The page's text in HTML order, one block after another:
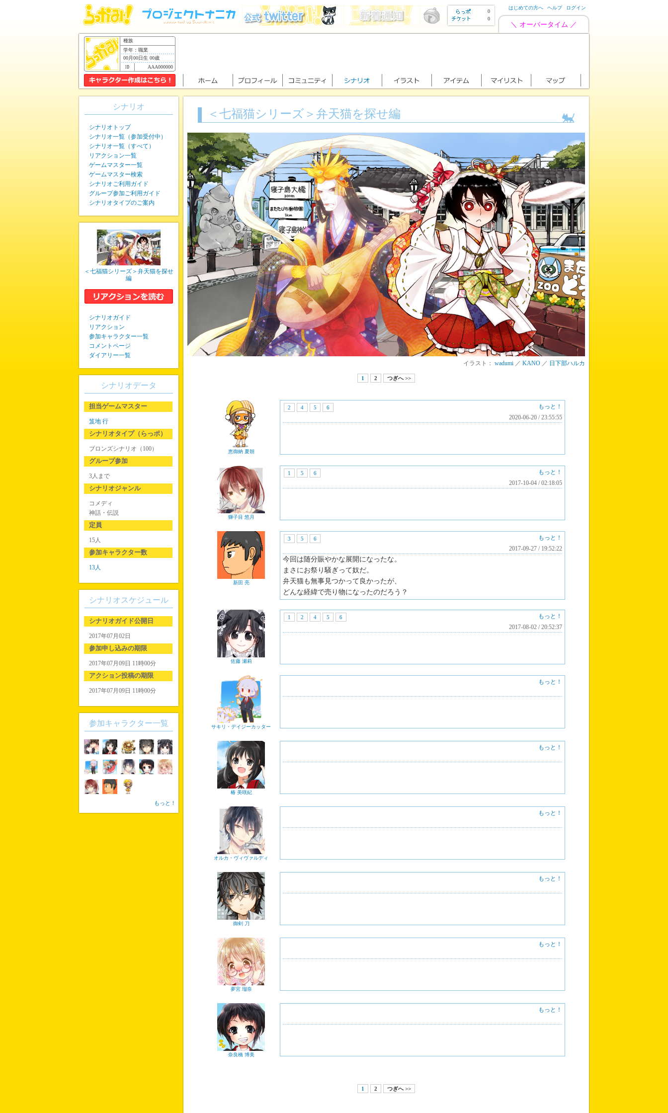
0
0
はじめての方へ ヘルプ ログイン
＼ オーバータイム ／
種族
学年：職業
00月00日生 00歳
AAA000000
＜七福猫シリーズ＞弁天猫を探せ編
イラスト： wadumi ／ KANO ／ 日下部ハルカ
1 2 つぎへ >>
恵御納 夏朝
2 4 5 6
もっと！
2020-06-20 / 23:55:55
獅子目 悠月
1 5 6
もっと！
2017-10-04 / 02:18:05
新田 亮
3 5 6
もっと！
2017-09-27 / 19:52:22
今回は随分賑やかな展開になったな。
まさにお祭り騒ぎって奴だ。
弁天猫も無事見つかって良かったが、
どんな経緯で売り物になったのだろう？
佐藤 瀬莉
1 2 4 5 6
もっと！
2017-08-02 / 20:52:37
サキリ・デイジーカッター
もっと！
椿 美咲紀
もっと！
オルカ・ヴィヴァルディ
もっと！
御剣 刀
もっと！
夢宮 瑠奈
もっと！
奈良橋 博美
もっと！
1 2 つぎへ >>
シナリオ
シナリオトップ
シナリオ一覧（参加受付中）
シナリオ一覧（すべて）
リアクション一覧
ゲームマスター一覧
ゲームマスター検索
シナリオご利用ガイド
グループ参加ご利用ガイド
シナリオタイプのご案内
＜七福猫シリーズ＞弁天猫を探せ
編
シナリオガイド
リアクション
参加キャラクター一覧
コメントページ
ダイアリー一覧
シナリオデータ
担当ゲームマスター
笈地 行
シナリオタイプ（らっポ）
ブロンズシナリオ（100）
グループ参加
3人まで
シナリオジャンル
コメディ
神話・伝説
定員
15人
参加キャラクター数
13人
シナリオスケジュール
シナリオガイド公開日
2017年07月02日
参加申し込みの期限
2017年07月09日 11時00分
アクション投稿の期限
2017年07月09日 11時00分
参加キャラクター一覧
もっと！